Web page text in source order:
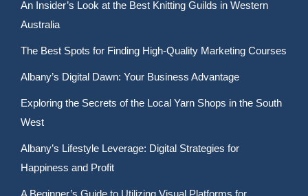
An Insider’s Look at the Best Knitting Guilds in Western
Australia
The Best Spots for Finding High-Quality Marketing Courses
Albany’s Digital Dawn: Your Business Advantage
Exploring the Secrets of the Local Yarn Shops in the South
West
Albany’s Lifestyle Leverage: Digital Strategies for
Happiness and Profit
A Beginner’s Guide to Utilizing Visual Platforms for